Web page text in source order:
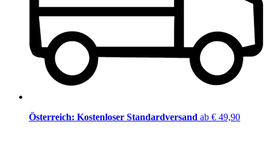
Österreich: Kostenloser Standardversand ab € 49,90